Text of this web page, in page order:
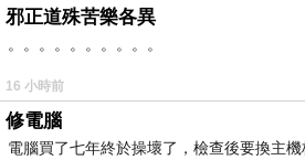
邪正道殊苦樂各異
。。。。。。。。。。
16 小時前
修電腦
電腦買了七年終於操壞了，檢查後要換主